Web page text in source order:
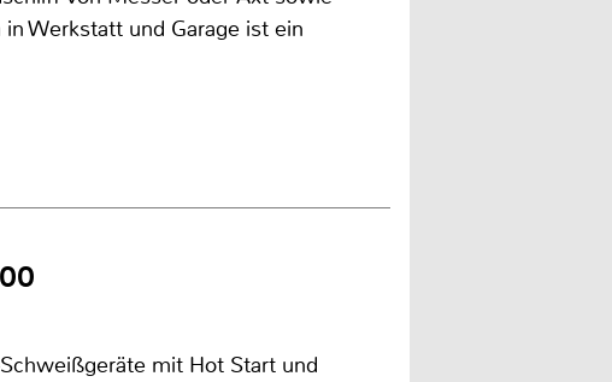
Werkstatt und Garage ist ein
mit Hot Start und